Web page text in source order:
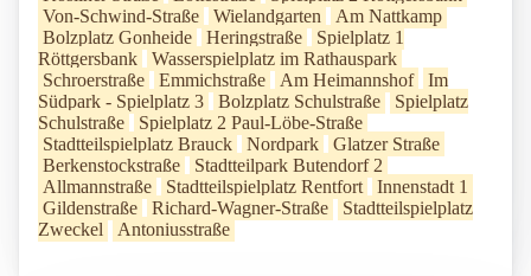
Von-Schwind-Straße
Wielandgarten
Am Nattkamp
Bolzplatz Gonheide
Heringstraße
Spielplatz 1
Röttgersbank
Wasserspielplatz im Rathauspark
Schroerstraße
Emmichstraße Am Heimannshof
Im
Südpark - Spielplatz 3
Bolzplatz Schulstraße
Spielplatz
Schulstraße
Spielplatz 2 Paul-Löbe-Straße
Stadtteilspielplatz Brauck
Nordpark
Glatzer Straße
Berkenstockstraße
Stadtteilpark Butendorf 2
Allmannstraße
Stadtteilspielplatz Rentfort
Innenstadt 1
Gildenstraße
Richard-Wagner-Straße
Stadtteilspielplatz
Zweckel
Antoniusstraße